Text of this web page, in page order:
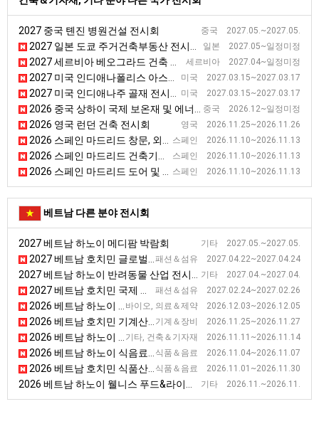
중국 2027.05.~2027.05.
2027 중국 톈진 병원건설 전시회
일본 2027.05~일정미정
2027 일본 도쿄 주거건축부동산 전시회 [BREX]
세르비아 2027.04~일정미정
2027 세르비아 베오그라드 건축 전시회 [SEEBBE]
미국 2027.03.15~2027.03.17
2027 미국 인디애나폴리스 아스팔트 전시회 [WOA]
미국 2027.03.15~2027.03.17
2027 미국 인디애나주 골재 전시회 [AGG1]
중국 2026.12~일정미정
2026 중국 상하이 국제 보온재 및 에너지 절약 기술 전시회 [TIM EXPO]
영국 2026.11.25~2026.11.26
2026 영국 런던 건축 전시회
스페인 2026.11.10~2026.11.13
2026 스페인 마드리드 창문, 외벽 전시회 [VETECO]
스페인 2026.11.10~2026.11.13
2026 스페인 마드리드 건축기술 전시회 [CONSTRUTEC]
스페인 2026.11.10~2026.11.13
2026 스페인 마드리드 도어 및 자동화 전시회 [SMART DOORS]
베트남 다른 분야 전시회
기타 2027.05.~2027.05.
2027 베트남 하노이 메디팜 박람회
패션＆섬유 2027.04.22~2027.04.24
2027 베트남 호치민 글로벌 소싱페어 전시회
기타 2027.04.~2027.04.
2027 베트남 하노이 반려동물 산업 전시회
패션＆섬유 2027.02.24~2027.02.26
2027 베트남 호치민 국제 의류, 섬유 및 섬유 기술 무역 전시회
바이오, 의료＆제약 2026.12.03~2026.12.05
2026 베트남 하노이 의료·병원 및 제약 전시회
기계＆장비 2026.11.25~2026.11.27
2026 베트남 호치민 기계산업 전시회(VINAMAC) [VINAMAC EXPO]
기타, 건축＆기자재 2026.11.11~2026.11.14
2026 베트남 하노이 제4차 건축자재 전시회 [ VIETBUILD HANOI 2026 - Phase IV]
식품＆음료 2026.11.04~2026.11.07
2026 베트남 하노이 식음료 및 식품 가공기기 전시회
식품＆음료 2026.11.01~2026.11.30
2026 베트남 호치민 식품산업 박람회 [Vietnam Foodexpo]
기타 2026.11.~2026.11.
2026 베트남 하노이 웰니스 푸드&라이프스타일 박람회